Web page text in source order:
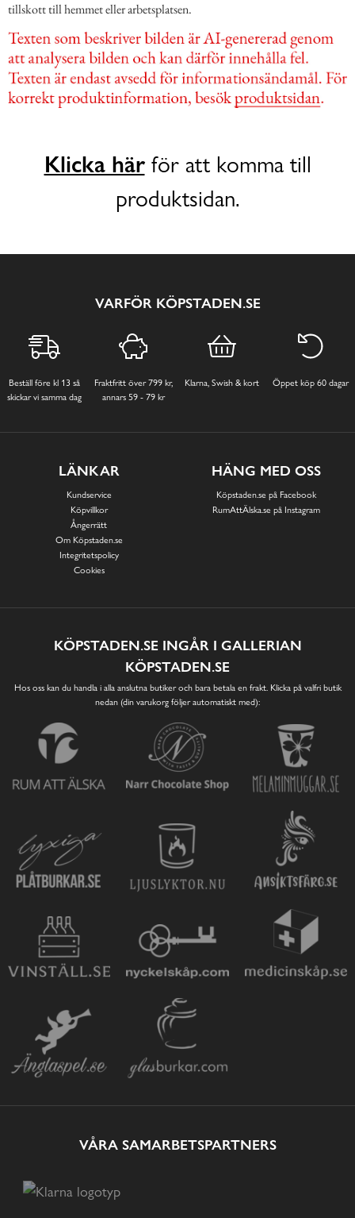
tillskott till hemmet eller arbetsplatsen.
Klicka härför att komma till
produktsidan.
VARFÖR KÖPSTADEN.SE
Beställ före kl 13 så
skickar vi samma dag
Fraktfritt över 799 kr,
annars 59 - 79 kr
Klarna, Swish & kort Öppet köp 60 dagar
LÄNKAR
Kundservice
Köpvillkor
Ångerrätt
Om Köpstaden.se
Integritetspolicy
Cookies
HÄNG MED OSS
Köpstaden.se på Facebook
RumAttÄlska.se på Instagram
KÖPSTADEN.SE INGÅR I GALLERIAN
KÖPSTADEN.SE
Hos oss kan du handla i alla anslutna butiker och bara betala en frakt. Klicka på valfri butik
nedan (din varukorg följer automatiskt med):
VÅRA SAMARBETSPARTNERS